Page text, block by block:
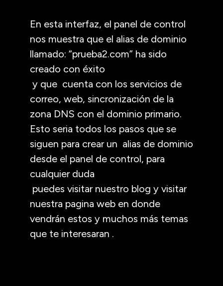
En esta interfaz, el panel de control
nos muestra que el alias de dominio
llamado: “prueba2.com” ha sido
creado con éxito
y que cuenta con los servicios de
correo, web, sincronización de la
zona DNS con el dominio primario.
Esto seria todos los pasos que se
siguen para crear un alias de dominio
desde el panel de control, para
cualquier duda
puedes visitar nuestro blog y visitar
nuestra pagina web en donde
vendrán estos y muchos más temas
que te interesaran .